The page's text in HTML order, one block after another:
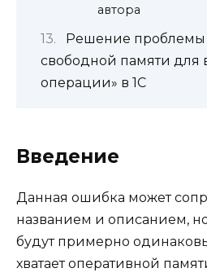
автора
Решение проблемы
свободной памяти для
операции» в 1С
Введение
Данная ошибка может
названием и описанием,
будут примерно
хватает оперативной